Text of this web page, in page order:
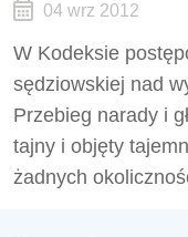
04 wrz 2012
W Kodeksie
sędziowskiej nad
Przebieg narady i
tajny i objęty
żadnych